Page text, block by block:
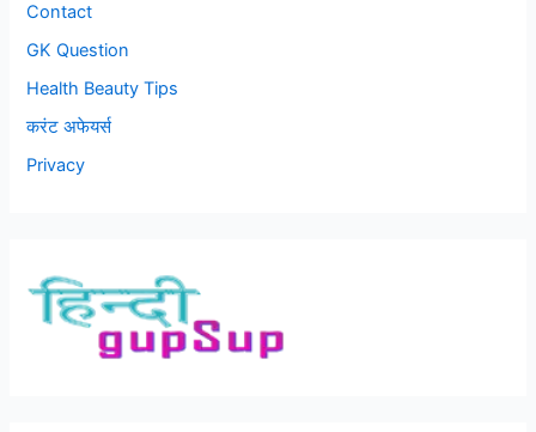
Contact
GK Question
Health Beauty Tips
करंट अफेयर्स
Privacy